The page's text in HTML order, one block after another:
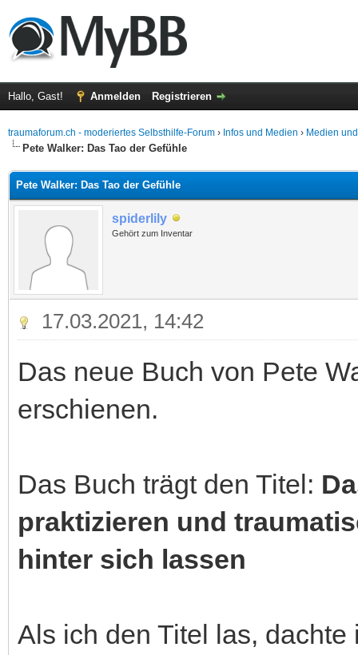
Hallo, Gast! Anmelden Registrieren
traumaforum.ch - moderiertes Selbsthilfe-Forum › Infos und Medien › Medien
Pete Walker: Das Tao der Gefühle
Pete Walker: Das Tao der Gefühle
spiderlily
Gehört zum Inventar
17.03.2021, 14:42
Das neue Buch von Pete
erschienen.
Das Buch trägt den Titel:
praktizieren und
hinter sich lassen
Als ich den Titel las,